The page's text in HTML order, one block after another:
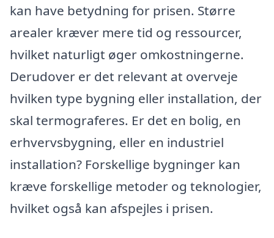
kan have betydning for prisen. Større
arealer kræver mere tid og ressourcer,
hvilket naturligt øger omkostningerne.
Derudover er det relevant at overveje
hvilken type bygning eller installation, der
skal termograferes. Er det en bolig, en
erhvervsbygning, eller en industriel
installation? Forskellige bygninger kan
kræve forskellige metoder og teknologier,
hvilket også kan afspejles i prisen.